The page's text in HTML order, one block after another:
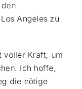
Angeles zu
voller Kraft, um
Ich hoffe,
die nötige